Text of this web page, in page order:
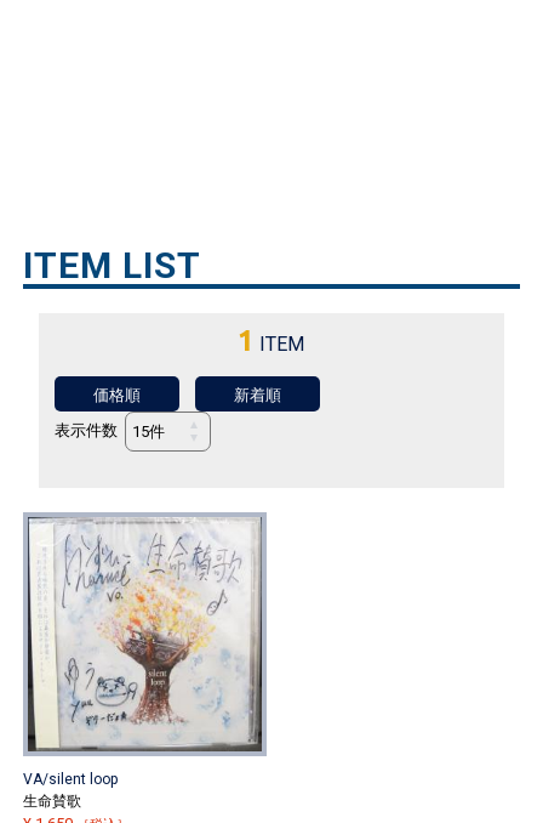
ITEM LIST
1 ITEM
価格順
新着順
表示件数
VA/silent loop
生命賛歌